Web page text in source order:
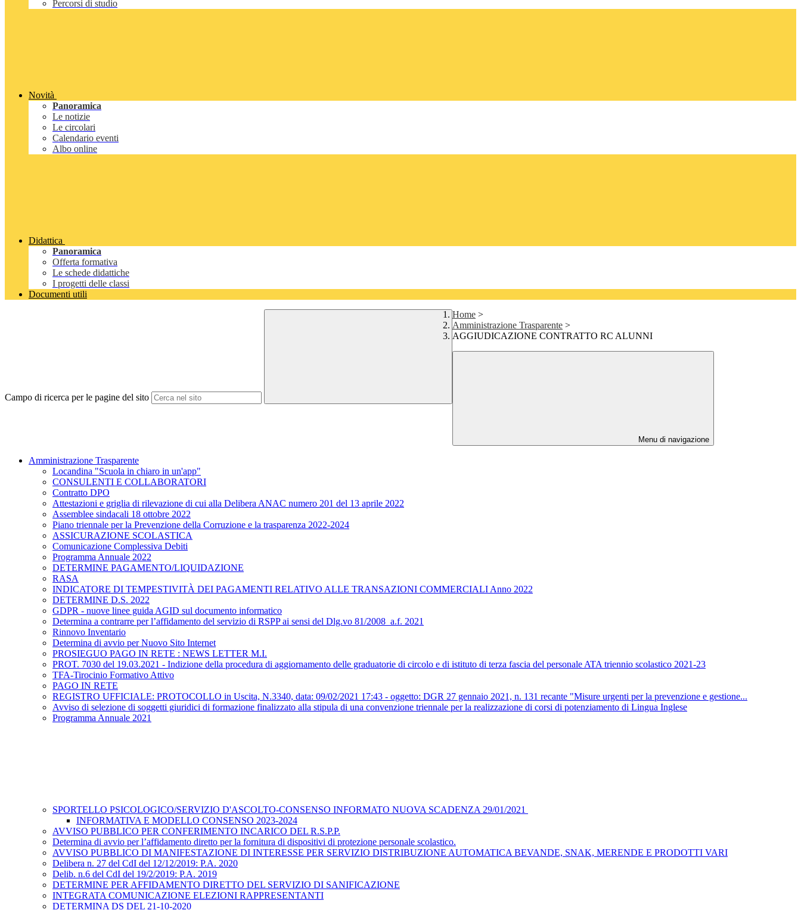
Percorsi di studio
Novità
Panoramica
Le notizie
Le circolari
Calendario eventi
Albo online
Didattica
Panoramica
Offerta formativa
Le schede didattiche
I progetti delle classi
Documenti utili
Campo di ricerca per le pagine del sito
Home >
Amministrazione Trasparente >
AGGIUDICAZIONE CONTRATTO RC ALUNNI
Menu di navigazione
Amministrazione Trasparente
Locandina "Scuola in chiaro in un'app"
CONSULENTI E COLLABORATORI
Contratto DPO
Attestazioni e griglia di rilevazione di cui alla Delibera ANAC numero 201 del 13 aprile 2022
Assemblee sindacali 18 ottobre 2022
Piano triennale per la Prevenzione della Corruzione e la trasparenza 2022-2024
ASSICURAZIONE SCOLASTICA
Comunicazione Complessiva Debiti
Programma Annuale 2022
DETERMINE PAGAMENTO/LIQUIDAZIONE
RASA
INDICATORE DI TEMPESTIVITÀ DEI PAGAMENTI RELATIVO ALLE TRANSAZIONI COMMERCIALI Anno 2022
DETERMINE D.S. 2022
GDPR - nuove linee guida AGID sul documento informatico
Determina a contrarre per l’affidamento del servizio di RSPP ai sensi del Dlg.vo 81/2008_a.f. 2021
Rinnovo Inventario
Determina di avvio per Nuovo Sito Internet
PROSIEGUO PAGO IN RETE : NEWS LETTER M.I.
PROT. 7030 del 19.03.2021 - Indizione della procedura di aggiornamento delle graduatorie di circolo e di istituto di terza fascia del personale ATA triennio scolastico 2021-23
TFA-Tirocinio Formativo Attivo
PAGO IN RETE
REGISTRO UFFICIALE: PROTOCOLLO in Uscita, N.3340, data: 09/02/2021 17:43 - oggetto: DGR 27 gennaio 2021, n. 131 recante "Misure urgenti per la prevenzione e gestione...
Avviso di selezione di soggetti giuridici di formazione finalizzato alla stipula di una convenzione triennale per la realizzazione di corsi di potenziamento di Lingua Inglese
Programma Annuale 2021
SPORTELLO PSICOLOGICO/SERVIZIO D'ASCOLTO-CONSENSO INFORMATO NUOVA SCADENZA 29/01/2021
INFORMATIVA E MODELLO CONSENSO 2023-2024
AVVISO PUBBLICO PER CONFERIMENTO INCARICO DEL R.S.P.P.
Determina di avvio per l’affidamento diretto per la fornitura di dispositivi di protezione personale scolastico.
AVVISO PUBBLICO DI MANIFESTAZIONE DI INTERESSE PER SERVIZIO DISTRIBUZIONE AUTOMATICA BEVANDE, SNAK, MERENDE E PRODOTTI VARI
Delibera n. 27 del CdI del 12/12/2019: P.A. 2020
Delib. n.6 del CdI del 19/2/2019: P.A. 2019
DETERMINE PER AFFIDAMENTO DIRETTO DEL SERVIZIO DI SANIFICAZIONE
INTEGRATA COMUNICAZIONE ELEZIONI RAPPRESENTANTI
DETERMINA DS DEL 21-10-2020